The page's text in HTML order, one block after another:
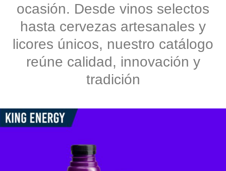
ocasión. Desde vinos selectos
hasta cervezas artesanales y
licores únicos, nuestro catálogo
reúne calidad, innovación y
tradición